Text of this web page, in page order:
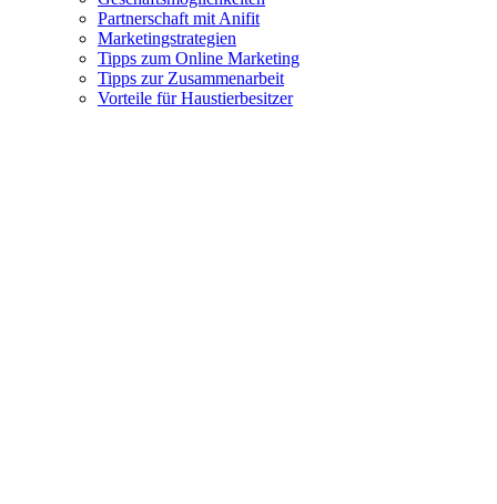
Partnerschaft mit Anifit
Marketingstrategien
Tipps zum Online Marketing
Tipps zur Zusammenarbeit
Vorteile für Haustierbesitzer